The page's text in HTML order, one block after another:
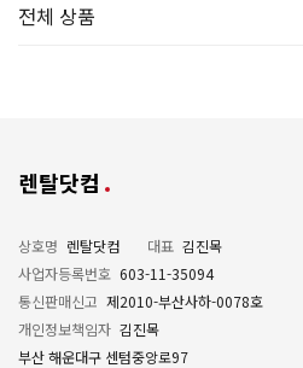
전체 상품
렌탈닷컴
상호명 렌탈닷컴 대표 김진목
사업자등록번호 603-11-35094
통신판매신고 제2010-부산사하-0078호
개인정보책임자 김진목
부산 해운대구 센텀중앙로97